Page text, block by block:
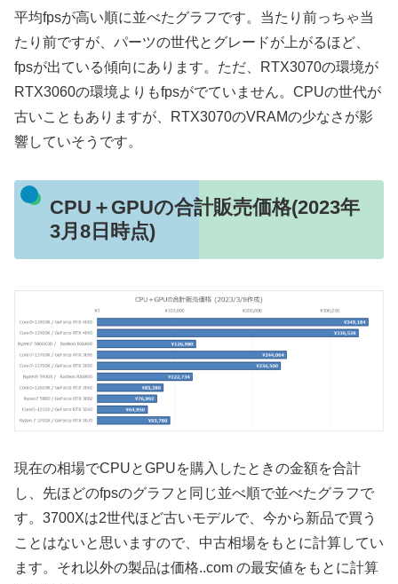
平均fpsが高い順に並べたグラフです。当たり前っちゃ当
たり前ですが、パーツの世代とグレードが上がるほど、
fpsが出ている傾向にあります。ただ、RTX3070の環境が
RTX3060の環境よりもfpsがでていません。CPUの世代が
古いこともありますが、RTX3070のVRAMの少なさが影
響していそうです。
CPU＋GPUの合計販売価格(2023年
3月8日時点)
現在の相場でCPUとGPUを購入したときの金額を合計
し、先ほどのfpsのグラフと同じ並べ順で並べたグラフで
す。3700Xは2世代ほど古いモデルで、今から新品で買う
ことはないと思いますので、中古相場をもとに計算してい
ます。それ以外の製品は価格..com の最安値をもとに計算